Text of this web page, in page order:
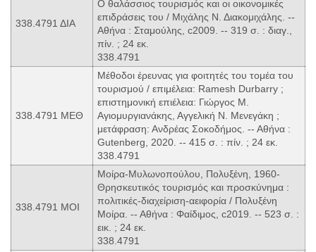
338.4791 ΔΙΑ
Ο θαλάσσιος τουρισμός και οι οικονομικές
επιδράσεις του / Μιχάλης Ν. Διακομιχάλης. --
Αθήνα : Σταμούλης, c2009. -- 319 σ. : διαγ.,
πίν. ; 24 εκ.
338.4791
338.4791 ΜΕΘ
Μέθοδοι έρευνας για φοιτητές του τομέα του
τουρισμού / επιμέλεια: Ramesh Durbarry ;
επιστημονική επιέλεια: Γιώργος Μ.
Αγιομυργιανάκης, Αγγελική Ν. Μενεγάκη ;
μετάφραση: Ανδρέας Σοκοδήμος. -- Αθήνα :
Gutenberg, 2020. -- 415 σ. : πίν. ; 24 εκ.
338.4791
338.4791 ΜΟΙ
Μοίρα-Μυλωνοπούλου, Πολυξένη, 1960-
Θρησκευτικός τουρισμός και προσκύνημα :
πολιτικές-διαχείριση-αειφορία / Πολυξένη
Μοίρα. -- Αθήνα : Φαίδιμος, c2019. -- 523 σ. :
εικ. ; 24 εκ.
338.4791